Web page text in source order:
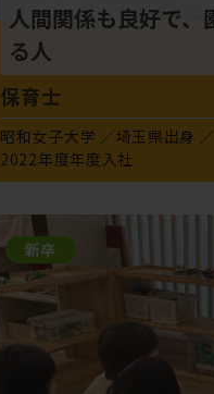
人間関係も良好で
る人
保育士
昭和女子大学
埼玉県出身
2022年度年度入社
新卒